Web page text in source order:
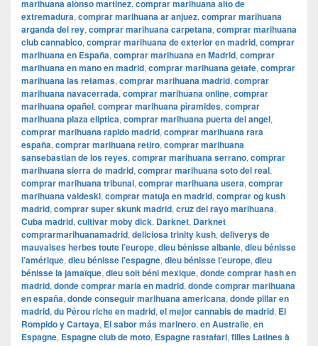
marihuana alonso martinez, comprar marihuana alto de
extremadura, comprar marihuana ar anjuez, comprar marihuana
arganda del rey, comprar marihuana carpetana, comprar marihuana
club cannabico, comprar marihuana de exterior en madrid, comprar
marihuana en España, comprar marihuana en Madrid, comprar
marihuana en mano en madrid, comprar marihuana getafe, comprar
marihuana las retamas, comprar marihuana madrid, comprar
marihuana navacerrada, comprar marihuana online, comprar
marihuana opañel, comprar marihuana pìramides, comprar
marihuana plaza eliptica, comprar marihuana puerta del angel,
comprar marihuana rapido madrid, comprar marihuana rara
españa, comprar marihuana retiro, comprar marihuana
sansebastian de los reyes, comprar marihuana serrano, comprar
marihuana sierra de madrid, comprar marihuana soto del real,
comprar marihuana tribunal, comprar marihuana usera, comprar
marihuana valdeski, comprar matuja en madrid, comprar og kush
madrid, comprar super skunk madrid, cruz del rayo marihuana,
Cuba madrid, cultivar moby dick, Darknet, Darknet
comprarmarihuanamadrid, deliciosa trinity kush, deliverys de
mauvaises herbes toute l’europe, dieu bénisse albanie, dieu bénisse
l’amérique, dieu bénisse l’espagne, dieu bénisse l’europe, dieu
bénisse la jamaïque, dieu soit béni mexique, donde comprar hash en
madrid, donde comprar maria en madrid, donde comprar marihuana
en españa, donde conseguir marihuana americana, donde pillar en
madrid, du Pérou riche en madrid, el mejor cannabis de madrid, El
Rompido y Cartaya, El sabor más marinero, en Australie, en
Espagne, Espagne club de moto, Espagne rastafari, filles Latines à